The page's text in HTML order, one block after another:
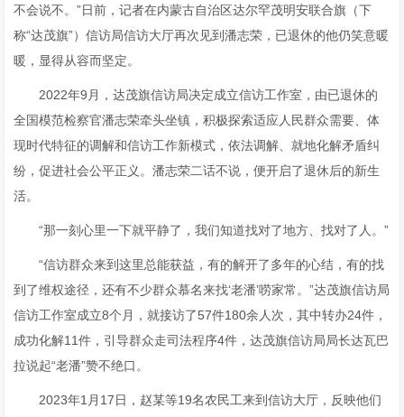
不会说不。”日前，记者在内蒙古自治区达尔罕茂明安联合旗（下
称“达茂旗”）信访局信访大厅再次见到潘志荣，已退休的他仍笑意暖
暖，显得从容而坚定。
2022年9月，达茂旗信访局决定成立信访工作室，由已退休的
全国模范检察官潘志荣牵头坐镇，积极探索适应人民群众需要、体
现时代特征的调解和信访工作新模式，依法调解、就地化解矛盾纠
纷，促进社会公平正义。潘志荣二话不说，便开启了退休后的新生
活。
“那一刻心里一下就平静了，我们知道找对了地方、找对了人。”
“信访群众来到这里总能获益，有的解开了多年的心结，有的找
到了维权途径，还有不少群众慕名来找‘老潘’唠家常。”达茂旗信访局
信访工作室成立8个月，就接访了57件180余人次，其中转办24件，
成功化解11件，引导群众走司法程序4件，达茂旗信访局局长达瓦巴
拉说起“老潘”赞不绝口。
2023年1月17日，赵某等19名农民工来到信访大厅，反映他们